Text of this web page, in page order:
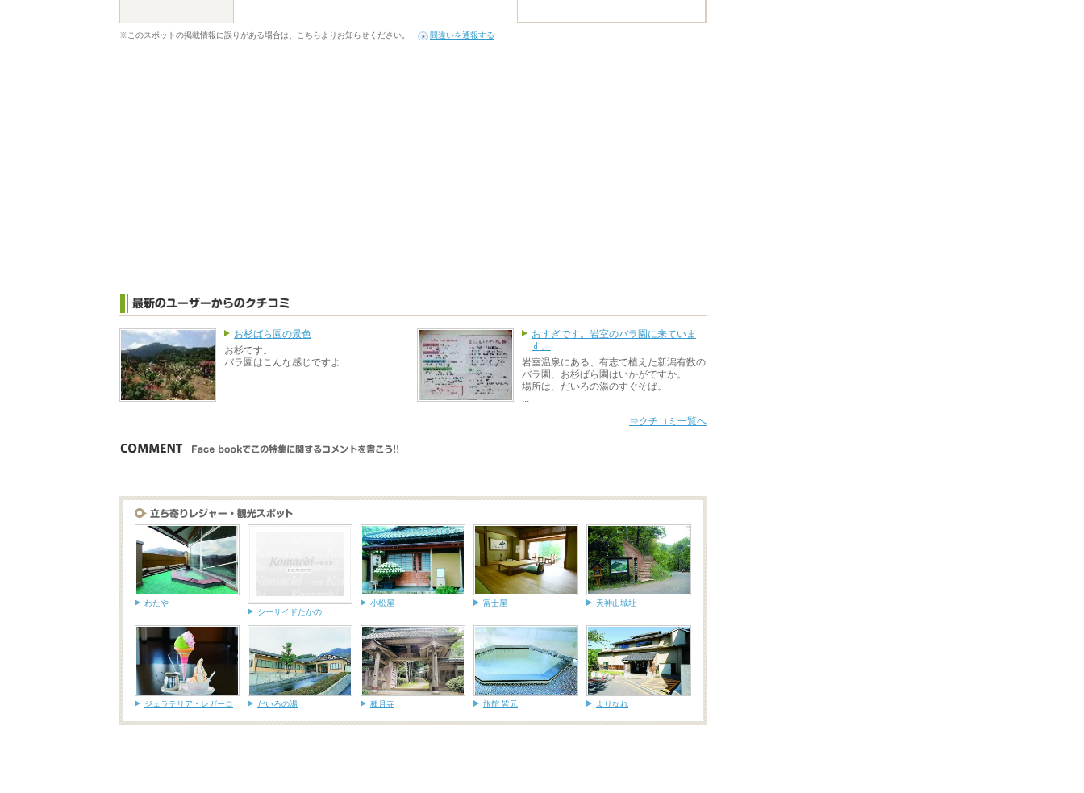
※このスポットの掲載情報に誤りがある場合は、こちらよりお知らせください。 間違いを通報する
お杉ばら園の景色
お杉です。
バラ園はこんな感じですよ
おすぎです。岩室のバラ園に来ていま
す。
岩室温泉にある、有志で植えた新潟有数の
バラ園、お杉ばら園はいかがですか。
場所は、だいろの湯のすぐそば。
...
⇒クチコミ一覧へ
わたや
シーサイドたかの
小松屋 富士屋 天神山城址
ジェラテリア・レガーロ だいろの湯 種月寺 旅館 皆元 よりなれ